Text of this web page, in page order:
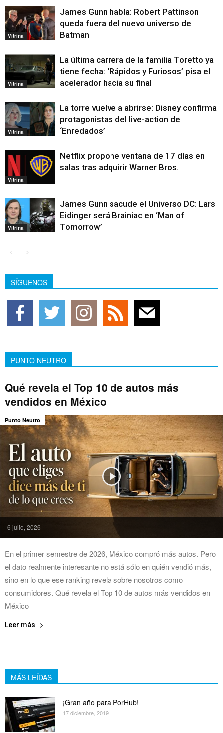
Vitrina
James Gunn habla: Robert Pattinson
queda fuera del nuevo universo de
Batman
Vitrina
La última carrera de la familia Toretto ya
tiene fecha: ‘Rápidos y Furiosos’ pisa el
acelerador hacia su final
Vitrina
La torre vuelve a abrirse: Disney confirma
protagonistas del live-action de
‘Enredados’
Vitrina
Netflix propone ventana de 17 días en
salas tras adquirir Warner Bros.
Vitrina
James Gunn sacude el Universo DC: Lars
Eidinger será Brainiac en ‘Man of
Tomorrow’
SÍGUENOS
PUNTO NEUTRO
Qué revela el Top 10 de autos más
vendidos en México
6 julio, 2026
Punto Neutro
En el primer semestre de 2026, México compró más autos. Pero
el dato realmente interesante no está sólo en quién vendió más,
sino en lo que ese ranking revela sobre nosotros como
consumidores. Qué revela el Top 10 de autos más vendidos en
México
Leer más
MÁS LEÍDAS
¡Gran año para PorHub!
17 diciembre, 2019